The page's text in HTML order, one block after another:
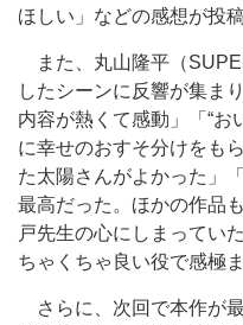
ほしい」などの感想が投稿
また、丸山隆平（
したシーンに反響が集ま
内容が熱くて感動」「“お
に幸せのおすそ分けをも
た太陽さんがよかった」
最高だった。ほかの作品
戸先生の心にしまってい
ちゃくちゃ良い役で感極
さらに、次回で本作が